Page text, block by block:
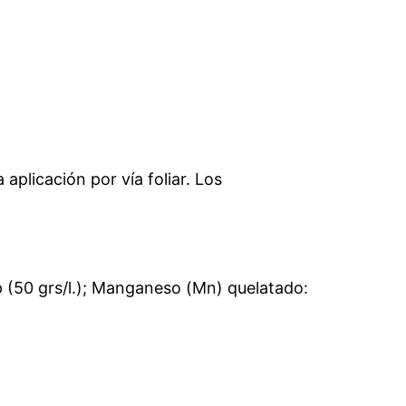
por vía foliar. Los
(50 grs/l.); Manganeso (Mn) quelatado: